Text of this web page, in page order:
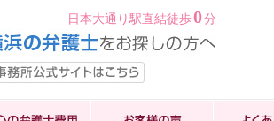
日本大通り駅直結徒歩0分